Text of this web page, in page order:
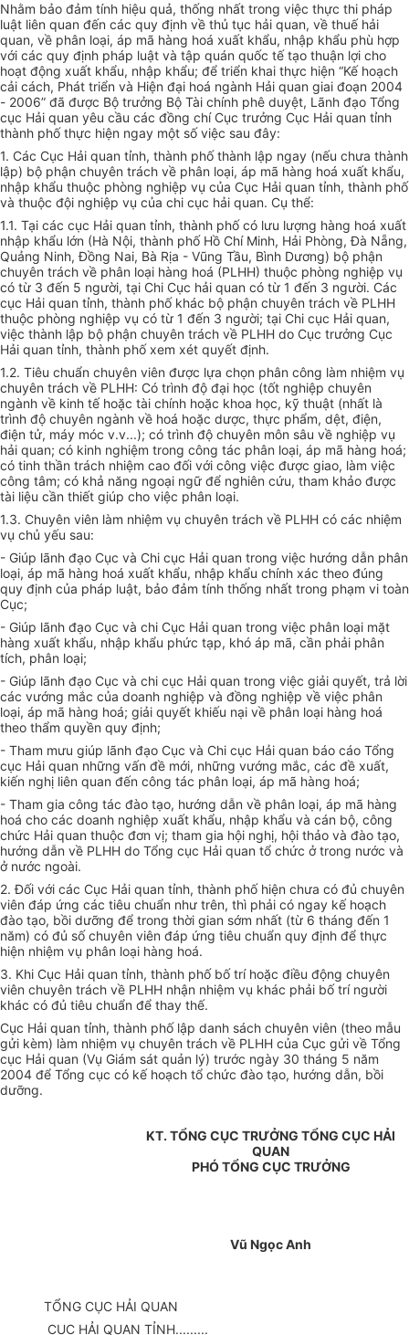
Nhằm bảo đảm tính hiệu quả, thống nhất trong việc thực thi pháp
luật liên quan đến các quy định về thủ tục hải quan, về thuế hải
quan, về phân loại, áp mã hàng hoá xuất khẩu, nhập khẩu phù hợp
với các quy định pháp luật và tập quán quốc tế tạo thuận lợi cho
hoạt động xuất khẩu, nhập khẩu; để triển khai thực hiện “Kế hoạch
cải cách, Phát triển và Hiện đại hoá ngành Hải quan giai đoạn 2004
- 2006” đã được Bộ trưởng Bộ Tài chính phê duyệt, Lãnh đạo Tổng
cục Hải quan yêu cầu các đồng chí Cục trưởng Cục Hải quan tỉnh
thành phố thực hiện ngay một số việc sau đây:
1. Các Cục Hải quan tỉnh, thành phố thành lập ngay (nếu chưa thành
lập) bộ phận chuyên trách về phân loại, áp mã hàng hoá xuất khẩu,
nhập khẩu thuộc phòng nghiệp vụ của Cục Hải quan tỉnh, thành phố
và thuộc đội nghiệp vụ của chi cục hải quan. Cụ thể:
1.1. Tại các cục Hải quan tỉnh, thành phố có lưu lượng hàng hoá xuất
nhập khẩu lớn (Hà Nội, thành phố Hồ Chí Minh, Hải Phòng, Đà Nẵng,
Quảng Ninh, Đồng Nai, Bà Rịa - Vũng Tầu, Bình Dương) bộ phận
chuyên trách về phân loại hàng hoá (PLHH) thuộc phòng nghiệp vụ
có từ 3 đến 5 người, tại Chi Cục hải quan có từ 1 đến 3 người. Các
cục Hải quan tỉnh, thành phố khác bộ phận chuyên trách về PLHH
thuộc phòng nghiệp vụ có từ 1 đến 3 người; tại Chi cục Hải quan,
việc thành lập bộ phận chuyên trách về PLHH do Cục trưởng Cục
Hải quan tỉnh, thành phố xem xét quyết định.
1.2. Tiêu chuẩn chuyên viên được lựa chọn phân công làm nhiệm vụ
chuyên trách về PLHH: Có trình độ đại học (tốt nghiệp chuyên
ngành về kinh tế hoặc tài chính hoặc khoa học, kỹ thuật (nhất là
trình độ chuyên ngành về hoá hoặc dược, thực phẩm, dệt, điện,
điện tử, máy móc v.v...); có trình độ chuyên môn sâu về nghiệp vụ
hải quan; có kinh nghiệm trong công tác phân loại, áp mã hàng hoá;
có tinh thần trách nhiệm cao đối với công việc được giao, làm việc
công tâm; có khả năng ngoại ngữ để nghiên cứu, tham khảo được
tài liệu cần thiết giúp cho việc phân loại.
1.3. Chuyên viên làm nhiệm vụ chuyên trách về PLHH có các nhiệm
vụ chủ yếu sau:
- Giúp lãnh đạo Cục và Chi cục Hải quan trong việc hướng dẫn phân
loại, áp mã hàng hoá xuất khẩu, nhập khẩu chính xác theo đúng
quy định của pháp luật, bảo đảm tính thống nhất trong phạm vi toàn
Cục;
- Giúp lãnh đạo Cục và chi Cục Hải quan trong việc phân loại mặt
hàng xuất khẩu, nhập khẩu phức tạp, khó áp mã, cần phải phân
tích, phân loại;
- Giúp lãnh đạo Cục và chi cục Hải quan trong việc giải quyết, trả lời
các vướng mắc của doanh nghiệp và đồng nghiệp về việc phân
loại, áp mã hàng hoá; giải quyết khiếu nại về phân loại hàng hoá
theo thẩm quyền quy định;
- Tham mưu giúp lãnh đạo Cục và Chi cục Hải quan báo cáo Tổng
cục Hải quan những vấn đề mới, những vướng mắc, các đề xuất,
kiến nghị liên quan đến công tác phân loại, áp mã hàng hoá;
- Tham gia công tác đào tạo, hướng dẫn về phân loại, áp mã hàng
hoá cho các doanh nghiệp xuất khẩu, nhập khẩu và cán bộ, công
chức Hải quan thuộc đơn vị; tham gia hội nghị, hội thảo và đào tạo,
hướng dẫn về PLHH do Tổng cục Hải quan tổ chức ở trong nước và
ở nước ngoài.
2. Đối với các Cục Hải quan tỉnh, thành phố hiện chưa có đủ chuyên
viên đáp ứng các tiêu chuẩn như trên, thì phải có ngay kế hoạch
đào tạo, bồi dưỡng để trong thời gian sớm nhất (từ 6 tháng đến 1
năm) có đủ số chuyên viên đáp ứng tiêu chuẩn quy định để thực
hiện nhiệm vụ phân loại hàng hoá.
3. Khi Cục Hải quan tỉnh, thành phố bố trí hoặc điều động chuyên
viên chuyên trách về PLHH nhận nhiệm vụ khác phải bố trí người
khác có đủ tiêu chuẩn để thay thế.
Cục Hải quan tỉnh, thành phố lập danh sách chuyên viên (theo mẫu
gửi kèm) làm nhiệm vụ chuyên trách về PLHH của Cục gửi về Tổng
cục Hải quan (Vụ Giám sát quản lý) trước ngày 30 tháng 5 năm
2004 để Tổng cục có kế hoạch tổ chức đào tạo, hướng dẫn, bồi
dưỡng.
KT. TỔNG CỤC TRƯỞNG TỔNG CỤC HẢI
QUAN
PHÓ TỔNG CỤC TRƯỞNG
Vũ Ngọc Anh
TỔNG CỤC HẢI QUAN
CỤC HẢI QUAN TỈNH.........